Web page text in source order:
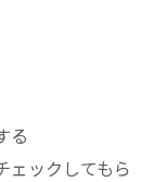
重要な基
の特徴を
る
ェックしてもら